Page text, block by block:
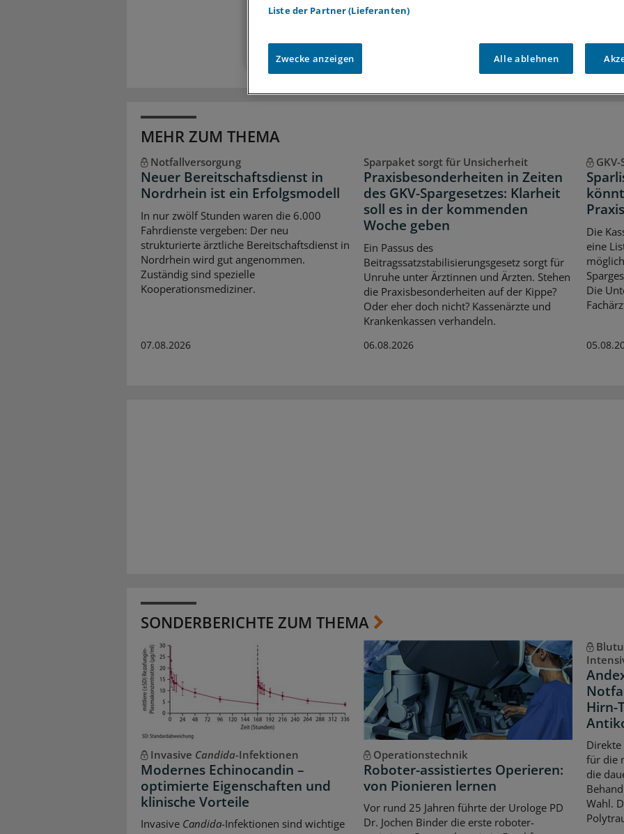
Zugriff auf allemedizinischen Berichte und Kommentare
Voraussetzungen für den Zugang
MEHR ZUM THEMA
Notfallversorgung
Neuer Bereitschaftsdienst in
Nordrhein ist ein Erfolgsmodell
In nur zwölf Stunden waren die 6.000
Fahrdienste vergeben: Der neu
strukturierte ärztliche Bereitschaftsdienst in
Nordrhein wird gut angenommen.
Zuständig sind spezielle
Kooperationsmediziner.
07.08.2026
Sparpaket sorgt für Unsicherheit
Praxisbesonderheiten in Zeiten
des GKV-Spargesetzes: Klarheit
soll es in der kommenden
Woche geben
Ein Passus des
Beitragssatzstabilisierungsgesetz sorgt für
Unruhe unter Ärztinnen und Ärzten. Stehen
die Praxisbesonderheiten auf der Kippe?
Oder eher doch nicht? Kassenärzte und
Krankenkassen verhandeln.
06.08.2026
Die
eine
Die
SONDERBERICHTE ZUM THEMA
Invasive Candida-Infektionen
Modernes Echinocandin –
optimierte Eigenschaften und
klinische Vorteile
Invasive Candida-Infektionen sind wichtige
Operationstechnik
Roboter-assistiertes Operieren:
von Pionieren lernen
Vor rund 25 Jahren führte der Urologe PD
Dr. Jochen Binder die erste roboter-
Hirn-
Direkte
für die
die
Wahl.
Liste der Partner (Lieferanten)
Zwecke anzeigen Alle ablehnen